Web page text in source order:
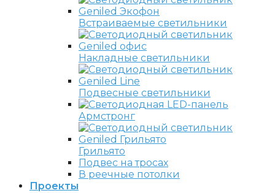
Встраиваемые светильники
Накладные светильники
Подвесные светильники
Армстронг
Грильято
Подвес на тросах
В реечные потолки
Проекты